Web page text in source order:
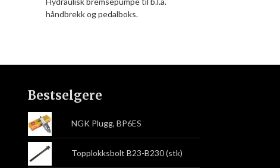
håndbrekk og pedalboks.
Bestselgere
NGK Plugg, BP6ES
Topplokksbolt B23-B230 (stk)